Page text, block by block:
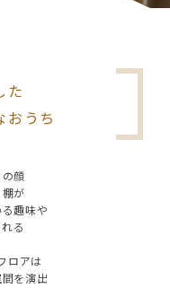
た
おうち
顔
が
趣味や
る
ロアは
を演出